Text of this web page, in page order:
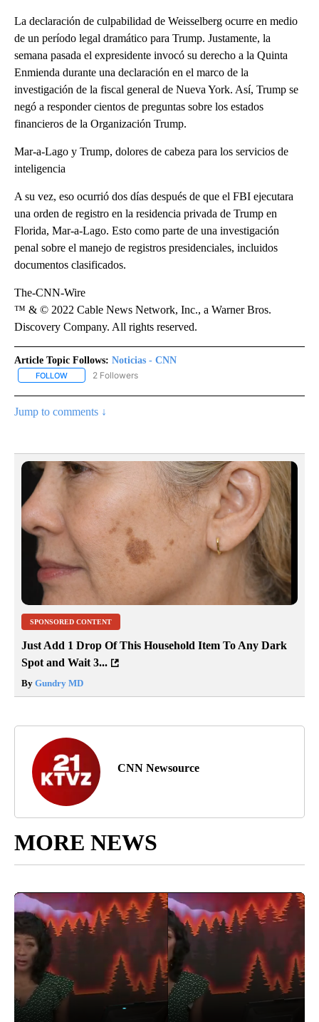
La declaración de culpabilidad de Weisselberg ocurre en medio
de un período legal dramático para Trump. Justamente, la
semana pasada el expresidente invocó su derecho a la Quinta
Enmienda durante una declaración en el marco de la
investigación de la fiscal general de Nueva York. Así, Trump se
negó a responder cientos de preguntas sobre los estados
financieros de la Organización Trump.
Mar-a-Lago y Trump, dolores de cabeza para los servicios de
inteligencia
A su vez, eso ocurrió dos días después de que el FBI ejecutara
una orden de registro en la residencia privada de Trump en
Florida, Mar-a-Lago. Esto como parte de una investigación
penal sobre el manejo de registros presidenciales, incluidos
documentos clasificados.
The-CNN-Wire
™ & © 2022 Cable News Network, Inc., a Warner Bros.
Discovery Company. All rights reserved.
Article Topic Follows: Noticias - CNN
FOLLOW FOLLOW "NOTICIAS - CNN" TO RECEIVE NOTIFICATIONS ABOUT
2 Followers
Jump to comments ↓
SPONSORED CONTENT
Just Add 1 Drop Of This Household Item To Any Dark
Spot and Wait 3...
By Gundry MD
CNN Newsource
MORE NEWS